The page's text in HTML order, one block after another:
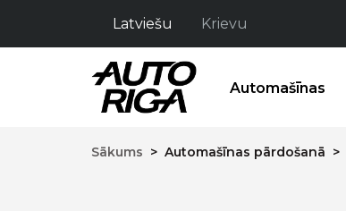
Latviešu Krievu
Automašīnas
Sākums > Automašīnas pārdošanā >